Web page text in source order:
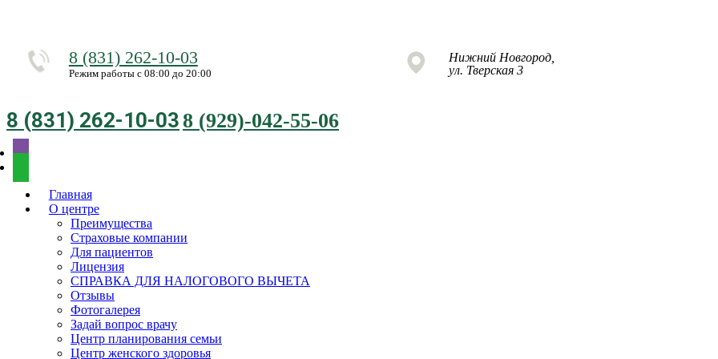
8 (831) 262-10-03
Режим работы с 08:00 до 20:00
Нижний Новгород,
ул. Тверская 3
8 (831) 262-10-038 (929)-042-55-06
Главная
О центре
Преимущества
Страховые компании
Для пациентов
Лицензия
СПРАВКА ДЛЯ НАЛОГОВОГО ВЫЧЕТА
Отзывы
Фотогалерея
Задай вопрос врачу
Центр планирования семьи
Центр женского здоровья